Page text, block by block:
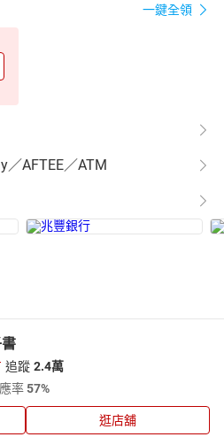
一鍵全領
／AFTEE／ATM
追蹤 2.4萬
率57%
逛店舖